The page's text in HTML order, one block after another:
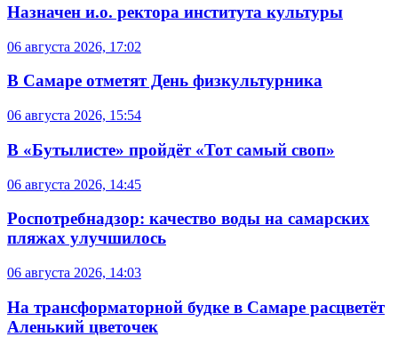
Назначен и.о. ректора института культуры
06 августа 2026, 17:02
В Самаре отметят День физкультурника
06 августа 2026, 15:54
В «Бутылисте» пройдёт «Тот самый своп»
06 августа 2026, 14:45
Роспотребнадзор: качество воды на самарских
пляжах улучшилось
06 августа 2026, 14:03
На трансформаторной будке в Самаре расцветёт
Аленький цветочек